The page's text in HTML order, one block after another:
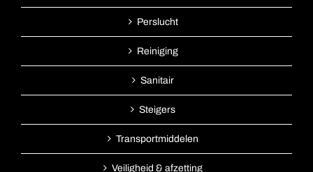
Perslucht
Reiniging
Sanitair
Steigers
Transportmiddelen
Veiligheid & afzetting